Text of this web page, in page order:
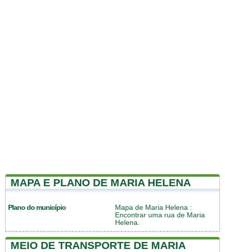
MAPA E PLANO DE MARIA HELENA
Plano do município Mapa de Maria Helena :
Encontrar uma rua de Maria
Helena.
MEIO DE TRANSPORTE DE MARIA